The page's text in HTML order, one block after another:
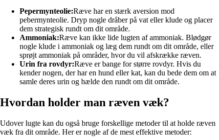
Pepermynteolie:Ræve har en stærk aversion mod
pebermynteolie. Dryp nogle dråber på vat eller klude og placer
dem strategisk rundt om dit område.
Ammoniak:Ræve kan ikke lide lugten af ammoniak. Blødgør
nogle klude i ammoniak og læg dem rundt om dit område, eller
sprøjt ammoniak på områder, hvor du vil afskrække ræven.
Urin fra rovdyr:Ræve er bange for større rovdyr. Hvis du
kender nogen, der har en hund eller kat, kan du bede dem om at
samle deres urin og hælde den rundt om dit område.
Hvordan holder man ræven væk?
Udover lugte kan du også bruge forskellige metoder til at holde ræven
væk fra dit område. Her er nogle af de mest effektive metoder: